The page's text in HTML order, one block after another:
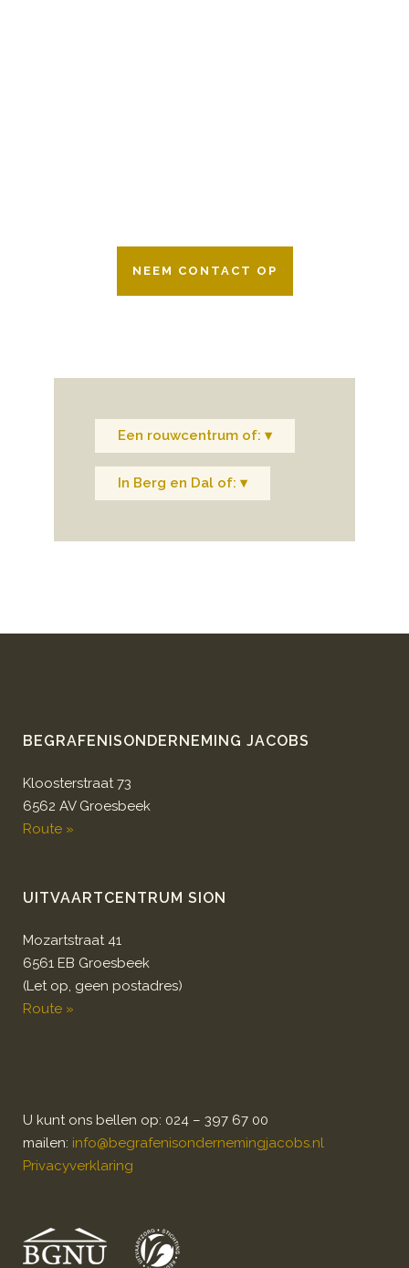
NEEM CONTACT OP
Een rouwcentrum of: ▾
In Berg en Dal of: ▾
BEGRAFENISONDERNEMING JACOBS
Kloosterstraat 73
6562 AV Groesbeek
Route »
UITVAARTCENTRUM SION
Mozartstraat 41
6561 EB Groesbeek
(Let op, geen postadres)
Route »
U kunt ons bellen op: 024 – 397 67 00
mailen: info@begrafenisondernemingjacobs.nl
Privacyverklaring